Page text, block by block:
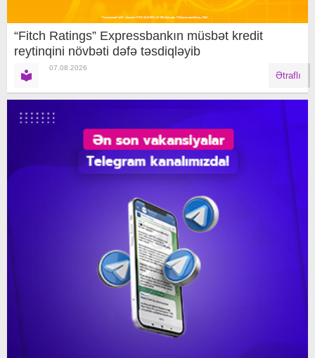
“Fitch Ratings” Expressbankın müsbət kredit
reytinqini növbəti dəfə təsdiqləyib
07.08.2026
Ətraflı